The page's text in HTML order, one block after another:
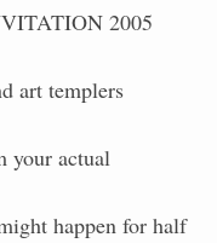
2005
art templers
your actual
happen for half